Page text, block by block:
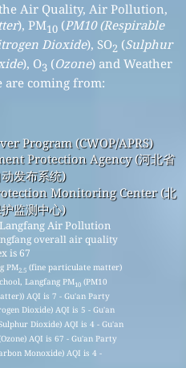
Air Quality, Air Pollution,
), PM10(PM10 (Respirable
Dioxide), SO2 (Sulphur
), O3 (Ozone) and Weather
are coming from:
Program (CWOP/APRS)
Protection Agency (河北省
发布系统)
Monitoring Center (北
监测中心)
Air Pollution
overall air quality
is 67
PM2.5(fine particulate matter)
Langfang PM10 (PM10
AQI is 7 - Gu'an Party
Dioxide) AQI is 5 - Gu'an
Dioxide) AQI is 4 - Gu'an
AQI is 67 - Gu'an Party
Monoxide) AQI is 4 -